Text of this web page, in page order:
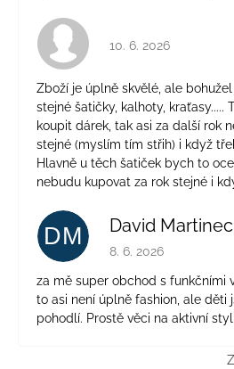
Hodnocení obchodu
10. 6. 2026
Zboží je úplně skvělé, ale bohužel
stejné šatičky, kalhoty, kraťasy.....
koupit dárek, tak asi za další rok
stejné (myslím tím střih) i když
Hlavně u těch šatiček bych to
nebudu kupovat za rok stejné i
DM David Martinec
Hodnocení obchodu
8. 6. 2026
za mě super obchod s funkčními
to asi není úplně fashion, ale děti
pohodlí. Prostě věci na aktivní